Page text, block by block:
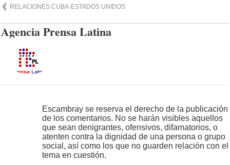
RELACIONES CUBA-ESTADOS UNIDOS
Agencia Prensa Latina
Escambray se reserva el derecho de la publicación
de los comentarios. No se harán visibles aquellos
que sean denigrantes, ofensivos, difamatorios, o
atenten contra la dignidad de una persona o grupo
social, así como los que no guarden relación con el
tema en cuestión.